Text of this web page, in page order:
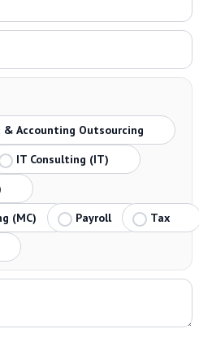
Accounting Outsourcing
IT Consulting (IT)
(MC)
Payroll
Tax